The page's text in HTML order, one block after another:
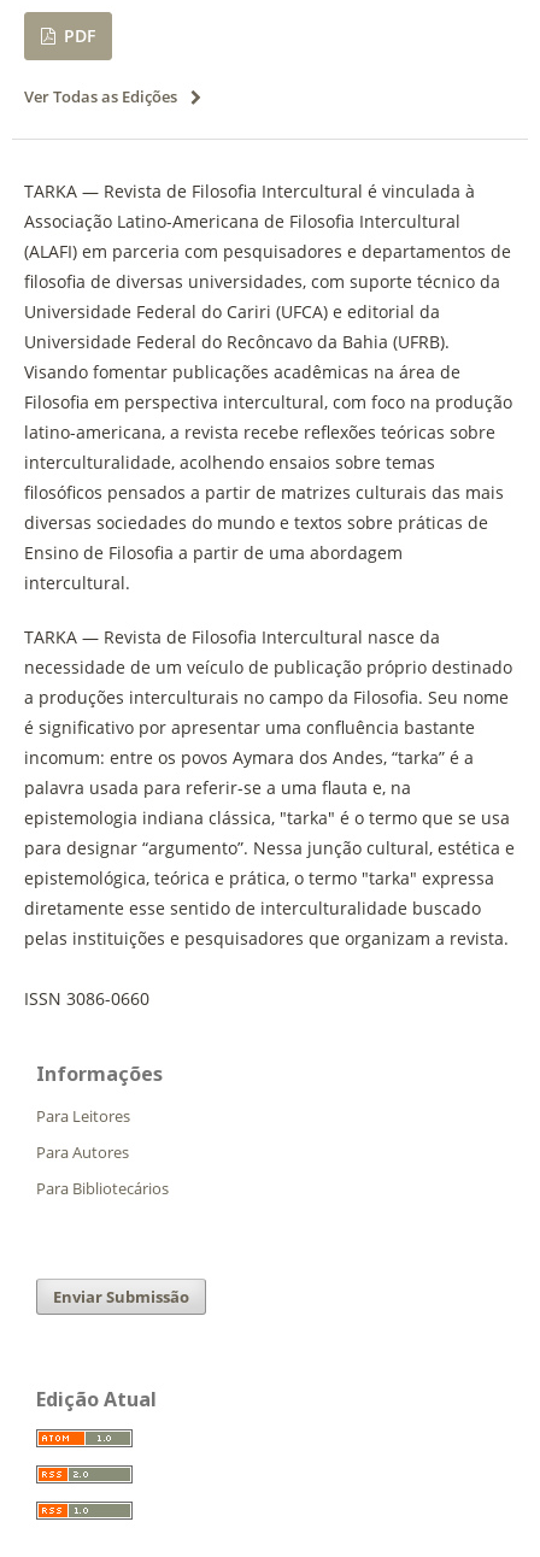
PDF
Ver Todas as Edições
TARKA — Revista de Filosofia Intercultural é vinculada à
Associação Latino-Americana de Filosofia Intercultural
(ALAFI) em parceria com pesquisadores e departamentos de
filosofia de diversas universidades, com suporte técnico da
Universidade Federal do Cariri (UFCA) e editorial da
Universidade Federal do Recôncavo da Bahia (UFRB).
Visando fomentar publicações acadêmicas na área de
Filosofia em perspectiva intercultural, com foco na produção
latino-americana, a revista recebe reflexões teóricas sobre
interculturalidade, acolhendo ensaios sobre temas
filosóficos pensados a partir de matrizes culturais das mais
diversas sociedades do mundo e textos sobre práticas de
Ensino de Filosofia a partir de uma abordagem
intercultural.
TARKA — Revista de Filosofia Intercultural nasce da
necessidade de um veículo de publicação próprio destinado
a produções interculturais no campo da Filosofia. Seu nome
é significativo por apresentar uma confluência bastante
incomum: entre os povos Aymara dos Andes, “tarka” é a
palavra usada para referir-se a uma flauta e, na
epistemologia indiana clássica, "tarka" é o termo que se usa
para designar “argumento”. Nessa junção cultural, estética e
epistemológica, teórica e prática, o termo "tarka" expressa
diretamente esse sentido de interculturalidade buscado
pelas instituições e pesquisadores que organizam a revista.
ISSN 3086-0660
Informações
Para Leitores
Para Autores
Para Bibliotecários
Enviar Submissão
Edição Atual